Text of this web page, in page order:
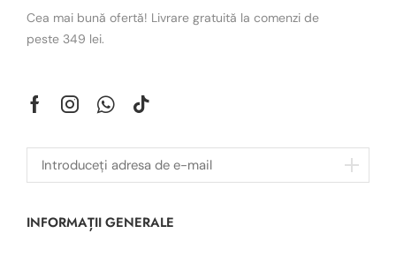
Cea mai bună ofertă! Livrare gratuită la comenzi de
peste 349 lei.
INFORMAȚII GENERALE